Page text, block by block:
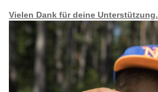
Vielen Dank für deine Unterstützung.